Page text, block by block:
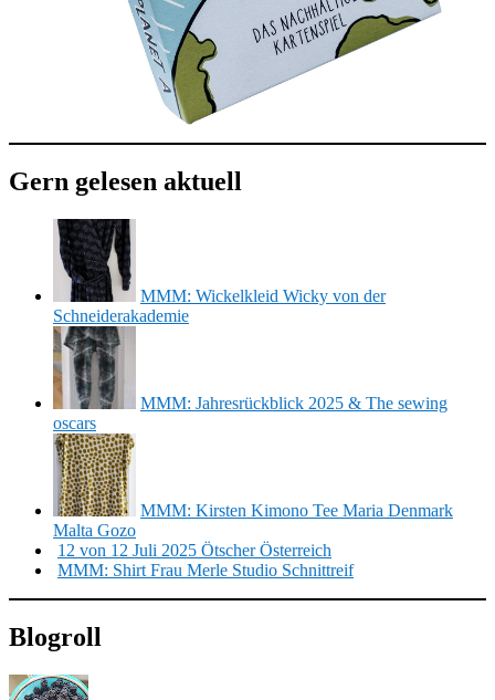
Gern gelesen aktuell
MMM: Wickelkleid Wicky von der
Schneiderakademie
MMM: Jahresrückblick 2025 & The sewing
oscars
MMM: Kirsten Kimono Tee Maria Denmark
Malta Gozo
12 von 12 Juli 2025 Ötscher Österreich
MMM: Shirt Frau Merle Studio Schnittreif
Blogroll